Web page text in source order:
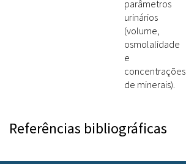
parâmetros
urinários
(volume,
osmolalidade
e
concentrações
de minerais).
Referências bibliográficas